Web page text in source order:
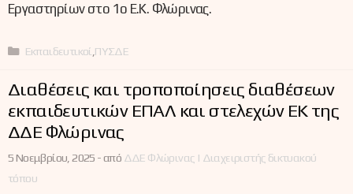
Εργαστηρίων στο 1ο Ε.Κ. Φλώρινας.
Κατηγορίες
Εκπαιδευτικοί ΠΥΣΔΕ
Διαθέσεις και τροποποίησεις διαθέσεων
εκπαιδευτικών ΕΠΑΛ και στελεχών ΕΚ της
ΔΔΕ Φλώρινας
5 Νοεμβρίου, 2025 -από ΔΔΕ Φλώρινας | Διαχειριστής δικτυακού
τόπου